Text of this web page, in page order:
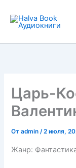
содержимому
Царь-
Отadmin/2 июля,
Жанр: